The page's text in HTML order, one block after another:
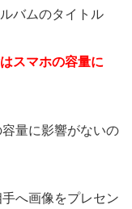
バムのタイトル
スマホの容量に
量に影響がないの
へ画像をプレセン